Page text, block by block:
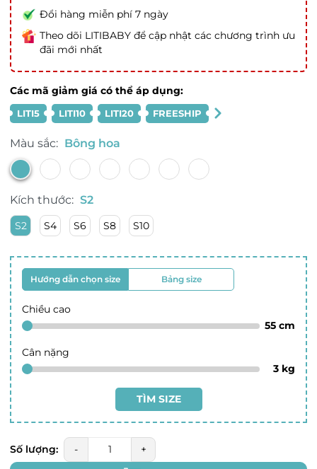
Đổi hàng miễn phí 7 ngày
Theo dõi LITIBABY để cập nhật các chương trình ưu
đãi mới nhất
Các mã giảm giá có thể áp dụng:
LITI5 LITI10 LITI20 FREESHIP
Màu sắc: Bông hoa
Kích thước: S2
S2 S4 S6 S8 S10
Hướng dẫn chọn size Bảng size
Chiều cao
55 cm
Cân nặng
3 kg
TÌM SIZE
Số lượng: - +